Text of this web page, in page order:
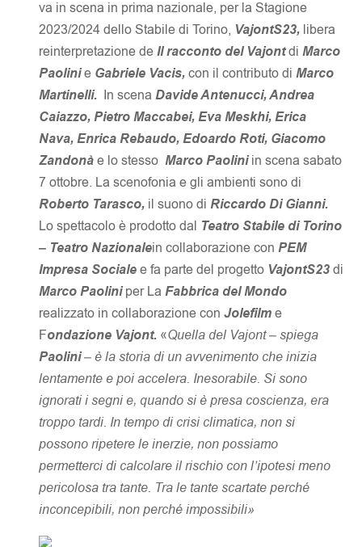
va in scena in prima nazionale, per la Stagione
2023/2024 dello Stabile di Torino, VajontS23, libera
reinterpretazione deIl racconto del Vajontdi Marco
Paolinie Gabriele Vacis,con il contributo di Marco
Martinelli. In scena Davide Antenucci, Andrea
Caiazzo, Pietro Maccabei, Eva Meskhi, Erica
Nava, Enrica Rebaudo, Edoardo Roti, Giacomo
Zandonàe lo stesso Marco Paoliniin scena sabato
7 ottobre. La scenofonia e gli ambienti sono di
Roberto Tarasco, il suono di Riccardo Di Gianni.
Lo spettacolo è prodotto dal Teatro Stabile di Torino
– Teatro Nazionalein collaborazione con PEM
Impresa Socialee fa parte del progetto VajontS23di
Marco Paoliniper La Fabbrica del Mondo
realizzato in collaborazione con Jolefilme
Fondazione Vajont. «Quella del Vajont – spiega
Paolini– è la storia di un avvenimento che inizia
lentamente e poi accelera. Inesorabile. Si sono
ignorati i segni e, quando si è presa coscienza, era
troppo tardi. In tempo di crisi climatica, non si
possono ripetere le inerzie, non possiamo
permetterci di calcolare il rischio con l’ipotesi meno
pericolosa tra tante. Tra le tante scartate perché
inconcepibili, non perché impossibili»